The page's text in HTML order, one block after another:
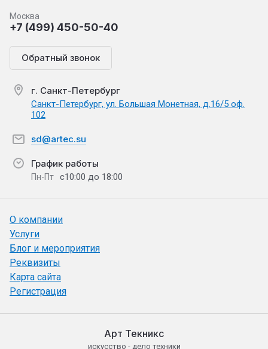
Москва
+7 (499) 450-50-40
Обратный звонок
г. Санкт-Петербург
Санкт-Петербург, ул. Большая Монетная, д.16/5 оф.
102
sd@artec.su
График работы
Пн-Пт с10:00 до 18:00
О компании
Услуги
Блог и мероприятия
Реквизиты
Карта сайта
Регистрация
Арт Текникс
искусство - дело техники